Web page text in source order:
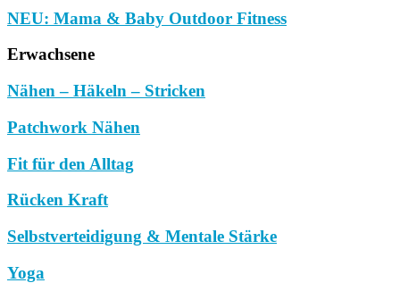
NEU: Mama & Baby Outdoor Fitness
Erwachsene
Nähen – Häkeln – Stricken
Patchwork Nähen
Fit für den Alltag
Rücken Kraft
Selbstverteidigung & Mentale Stärke
Yoga